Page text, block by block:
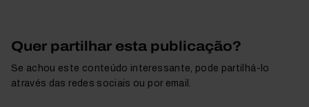
Quer partilhar esta publicação?
Se achou este conteúdo interessante, pode partilhá-lo
através das redes sociais ou por email.